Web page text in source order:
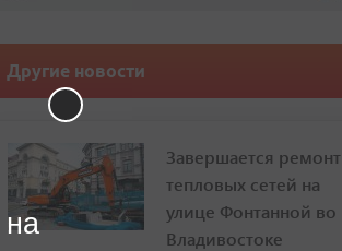
Другие новости
Завершается ремонт
тепловых сетей на
улице Фонтанной во
Владивостоке